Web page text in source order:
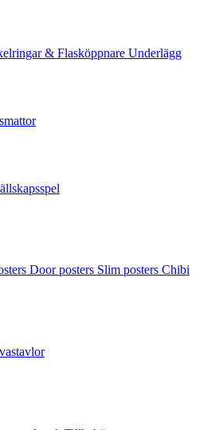
& Flasköppnare Underlägg
Door posters Slim posters Chibi